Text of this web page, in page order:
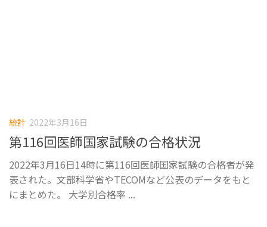
統計 2022年3月16日
第116回医師国家試験の合格状況
2022年3月16日14時に第116回医師国家試験の合格者が発
表された。文部科学省やTECOMなど公表のデータをもと
にまとめた。 大学別合格率 ...